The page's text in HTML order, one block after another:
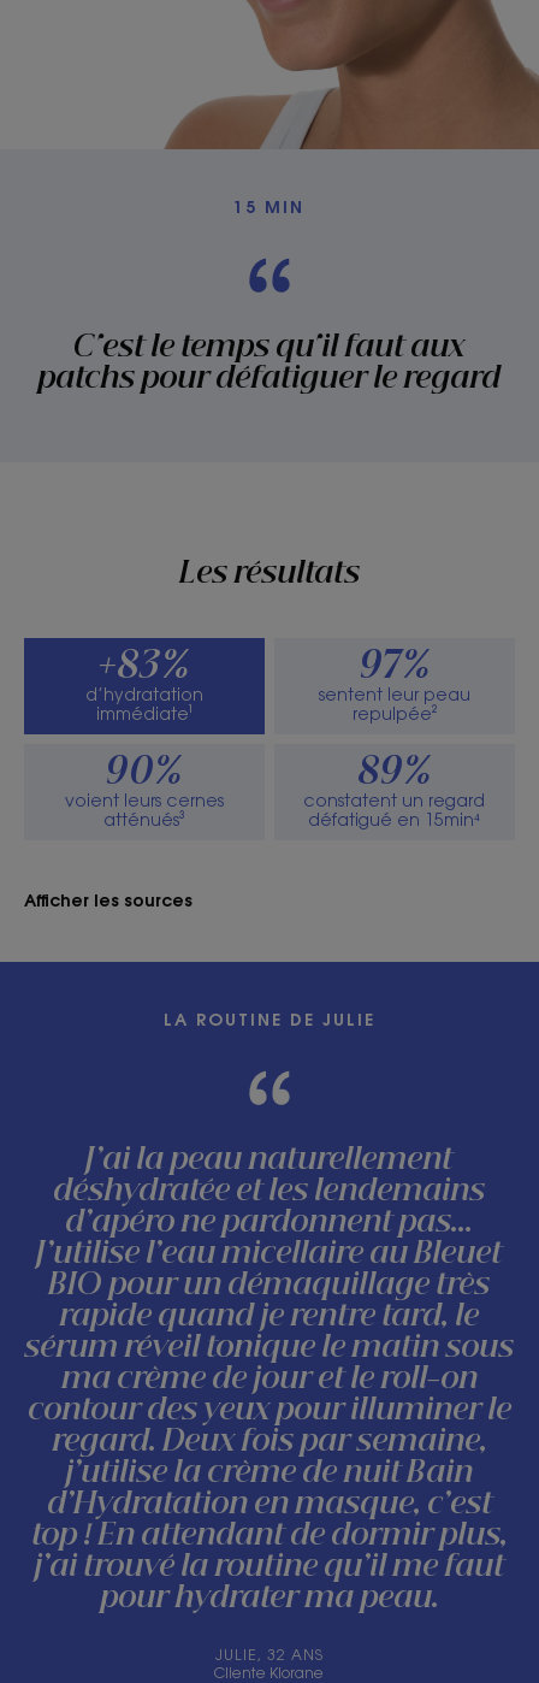
15 MIN
C'est le temps qu'il faut aux
patchs pour défatiguer le regard
Les résultats
+83%
d’hydratation
immédiate¹
97%
sentent leur peau
repulpée²
90%
voient leurs cernes
atténués³
89%
constatent un regard
défatigué en 15min⁴
Afficher les sources
LA ROUTINE DE JULIE
J’ai la peau naturellement
déshydratée et les lendemains
d’apéro ne pardonnent pas...
J’utilise l’eau micellaire au Bleuet
BIO pour un démaquillage très
rapide quand je rentre tard, le
sérum réveil tonique le matin sous
ma crème de jour et le roll-on
contour des yeux pour illuminer le
regard. Deux fois par semaine,
j’utilise la crème de nuit Bain
d’Hydratation en masque, c’est
top ! En attendant de dormir plus,
j’ai trouvé la routine qu’il me faut
pour hydrater ma peau.
JULIE, 32 ANS
Cliente Klorane